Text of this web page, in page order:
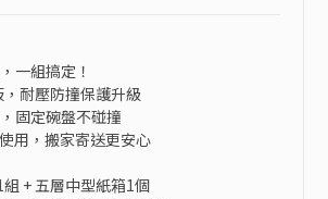
一組搞定！
耐壓防撞保護升級
固定碗盤不碰撞
用，搬家寄送更安心
+ 五層中型紙箱1個